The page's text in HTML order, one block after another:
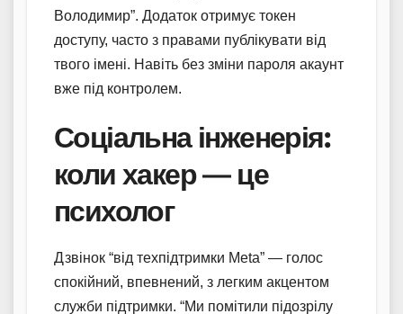
Володимир”. Додаток отримує токен
доступу, часто з правами публікувати від
твого імені. Навіть без зміни пароля акаунт
вже під контролем.
Соціальна інженерія:
коли хакер — це
психолог
Дзвінок “від техпідтримки Meta” — голос
спокійний, впевнений, з легким акцентом
служби підтримки. “Ми помітили підозрілу